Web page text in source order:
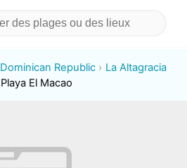
Dominican Republic
La Altagracia
Playa El Macao